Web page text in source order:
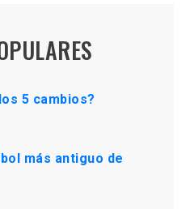
5 cambios?
más antiguo de